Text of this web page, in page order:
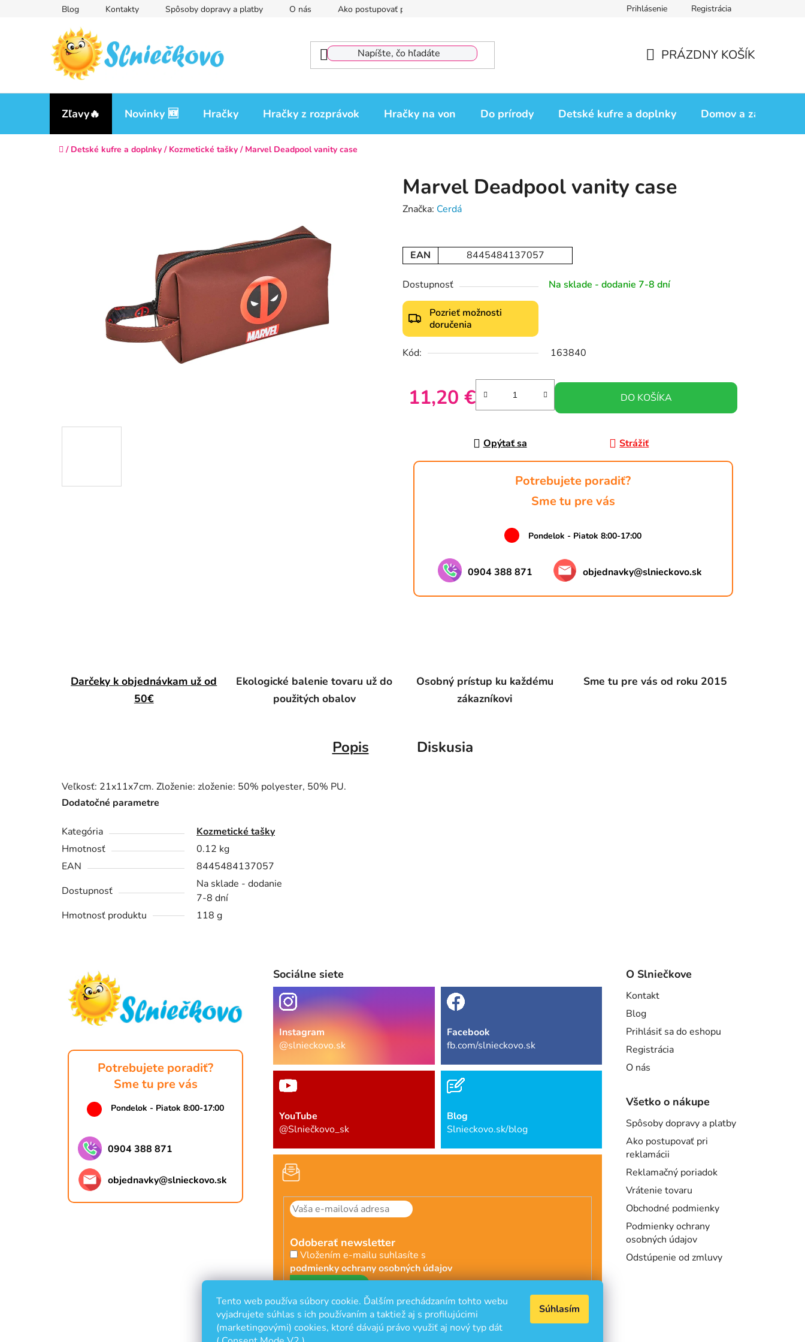
Tento web používa súbory cookie. Ďalším prechádzaním tohto webu
vyjadrujete súhlas s ich používaním a taktiež aj s profilujúcimi
(marketingovými) cookies, ktoré dávajú právo využiť aj nový typ dát
Súhlasím
Blog Kontakty Spôsoby dopravy a platby O nás Ako postupovať pri reklamácii Vrátenie tovaru Obchodné podmienky
Prihlásenie Registrácia
KOŠÍK
PRÁZDNY KOŠÍK
Zľavy🔥 Novinky 🆕 Hračky Hračky z rozprávok Hračky na von Do prírody Detské kufre a doplnky Domov a záhrada
Domov
/ Detské kufre a doplnky / Kozmetické tašky / Marvel Deadpool vanity case
Marvel Deadpool vanity case
Značka: Cerdá
EAN 8445484137057
Dostupnosť Na sklade - dodanie 7-8 dní
Pozrieť možnosti
doručenia
Kód: 163840
11,20 € DO KOŠÍKA
Opýtať sa Strážiť
Potrebujete poradiť?
Sme tu pre vás
Pondelok - Piatok 8:00-17:00
0904 388 871 objednavky@slnieckovo.sk
Darčeky k objednávkam už od
50€
Ekologické balenie tovaru už do
použitých obalov
Osobný prístup ku každému
zákazníkovi
Sme tu pre vás od roku 2015
Popis Diskusia
Veľkosť: 21x11x7cm. Zloženie: zloženie: 50% polyester, 50% PU.
Dodatočné parametre
Kategória
Kozmetické tašky
Hmotnosť
0.12 kg
EAN
8445484137057
Dostupnosť
Na sklade - dodanie
7-8 dní
Hmotnosť produktu
118 g
Potrebujete poradiť?
Sme tu pre vás
Pondelok - Piatok 8:00-17:00
0904 388 871
objednavky@slnieckovo.sk
Sociálne siete
Instagram
@slnieckovo.sk
Facebook
fb.com/slnieckovo.sk
YouTube
@Slniečkovo_sk
Blog
Slnieckovo.sk/blog
Odoberať newsletter
Vložením e-mailu suhlasíte s
podmienky ochrany osobných údajov
SA
O Slniečkove
Kontakt
Blog
Prihlásiť sa do eshopu
Registrácia
O nás
Všetko o nákupe
Spôsoby dopravy a platby
Ako postupovať pri
reklamácii
Reklamačný poriadok
Vrátenie tovaru
Obchodné podmienky
Podmienky ochrany
osobných údajov
Odstúpenie od zmluvy